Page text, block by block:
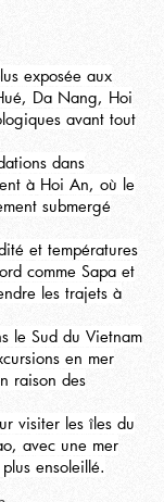
exposée aux
Da Nang, Hoi
avant tout
dans
à Hoi An, où le
submergé
et températures
comme Sapa et
les trajets à
le Sud du Vietnam
en mer
raison des
visiter les îles du
avec une mer
ensoleillé.